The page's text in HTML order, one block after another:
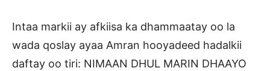
Intaa markii ay afkiisa ka dhammaatay oo la
wada qoslay ayaa Amran hooyadeed hadalkii
daftay oo tiri: NIMAAN DHUL MARIN DHAAYO